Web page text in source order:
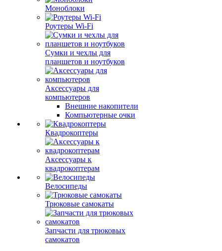
Моноблоки
Роутеры Wi-Fi
Сумки и чехлы для
планшетов и ноутбуков
Аксессуары для
компьютеров
Внешние накопители
Компьютерные очки
Квадрокоптеры
Аксессуары к
квадрокоптерам
Велосипеды
Трюковые самокаты
Запчасти для трюковых
самокатов